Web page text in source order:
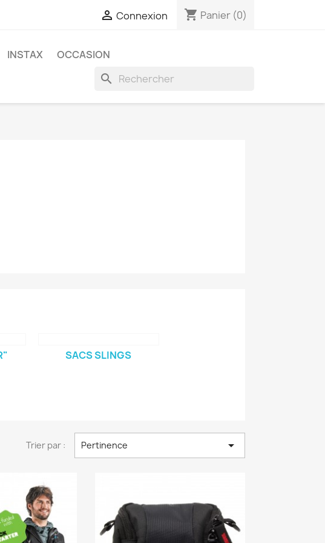
 Connexion shopping_cart Panier (0)
INSTAX OCCASION
search
SACS SLINGS
Trier par : Pertinence 